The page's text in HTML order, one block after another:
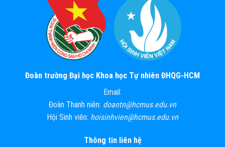
Đoàn trường Đại học Khoa học Tự nhiên ĐHQG-HCM
Email:
Đoàn Thanh niên: doantn@hcmus.edu.vn
Hội Sinh viên: hoisinhvien@hcmus.edu.vn
Thông tin liên hệ